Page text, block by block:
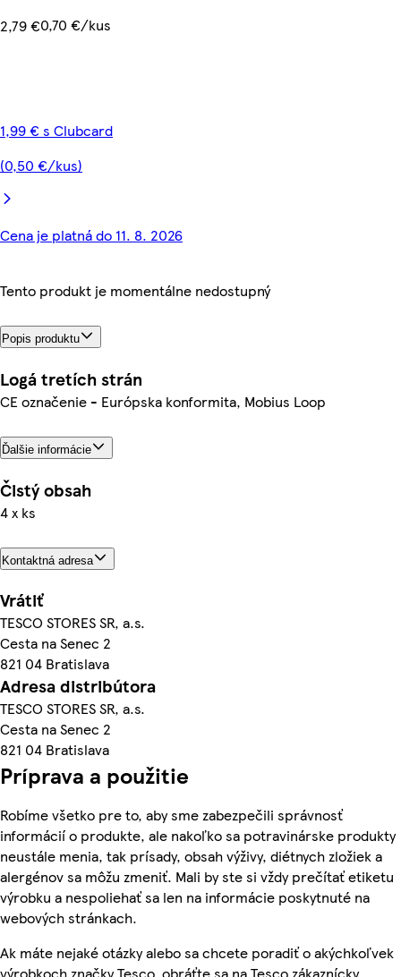
2,79 €0,70 €/kus
1,99 € s Clubcard
(0,50 €/kus)
Cena je platná do 11. 8. 2026
Tento produkt je momentálne nedostupný
Popis produktu
Logá tretích strán
CE označenie - Európska konformita, Mobius Loop
Ďalšie informácie
Čistý obsah
4 x ks
Kontaktná adresa
Vrátiť
TESCO STORES SR, a.s.
Cesta na Senec 2
821 04 Bratislava
Adresa distribútora
TESCO STORES SR, a.s.
Cesta na Senec 2
821 04 Bratislava
Príprava a použitie
Robíme všetko pre to, aby sme zabezpečili správnosť
informácií o produkte, ale nakoľko sa potravinárske produkty
neustále menia, tak prísady, obsah výživy, diétnych zložiek a
alergénov sa môžu zmeniť. Mali by ste si vždy prečítať etiketu
výrobku a nespoliehať sa len na informácie poskytnuté na
webových stránkach.
Ak máte nejaké otázky alebo sa chcete poradiť o akýchkoľvek